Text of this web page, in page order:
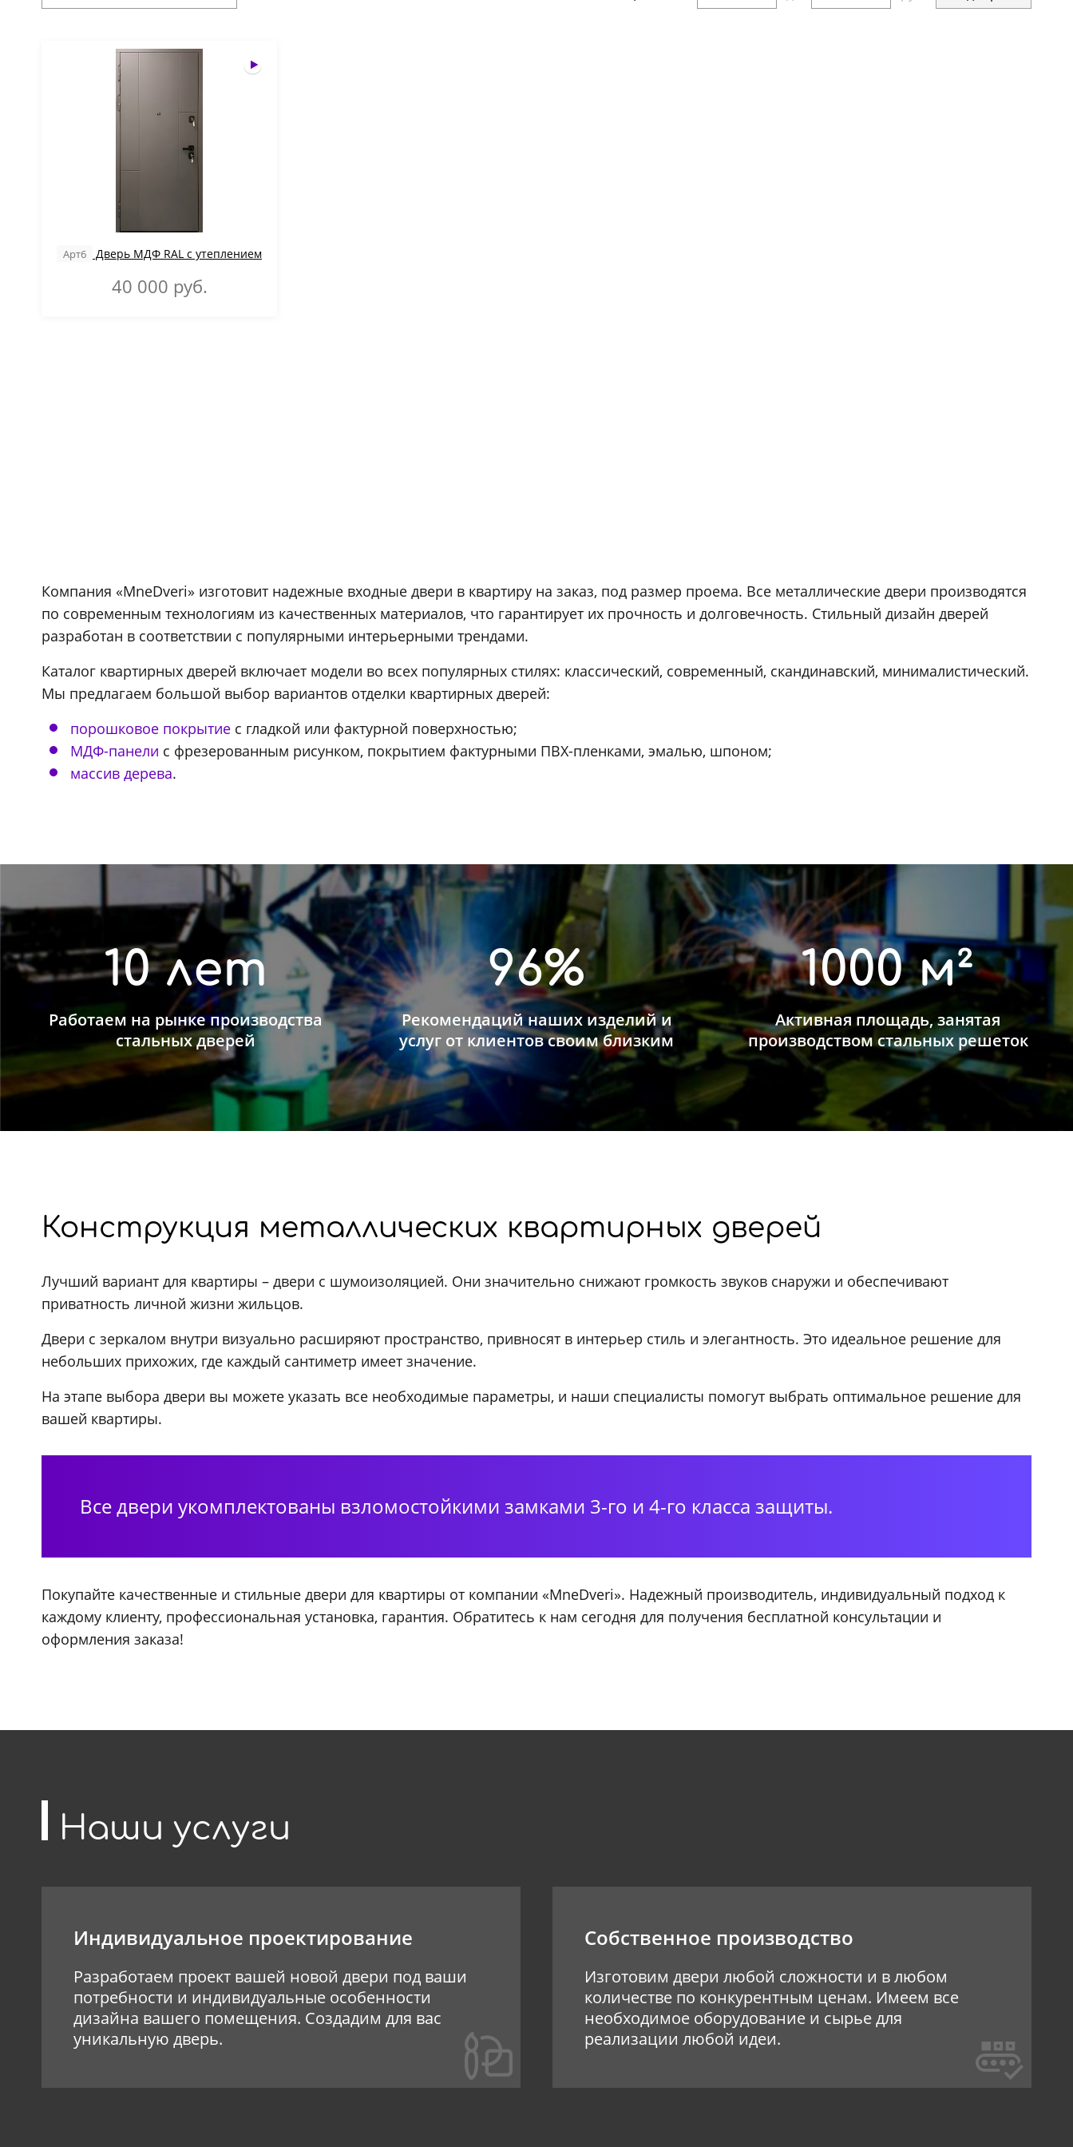
Арт6 Дверь МДФ RAL с утеплением
40 000 руб.
Компания «MneDveri» изготовит надежные входные двери в квартиру на заказ, под размер проема. Все металлические двери производятся
по современным технологиям из качественных материалов, что гарантирует их прочность и долговечность. Стильный дизайн дверей
разработан в соответствии с популярными интерьерными трендами.
Каталог квартирных дверей включает модели во всех популярных стилях: классический, современный, скандинавский, минималистический.
Мы предлагаем большой выбор вариантов отделки квартирных дверей:
порошковое покрытие с гладкой или фактурной поверхностью;
МДФ-панели с фрезерованным рисунком, покрытием фактурными ПВХ-пленками, эмалью, шпоном;
массив дерева.
10 лет
Работаем на рынке производства
стальных дверей
96%
Рекомендаций наших изделий и
услуг от клиентов своим близким
1000 м²
Активная площадь, занятая
производством стальных решеток
Конструкция металлических квартирных дверей
Лучший вариант для квартиры – двери с шумоизоляцией. Они значительно снижают громкость звуков снаружи и обеспечивают
приватность личной жизни жильцов.
Двери с зеркалом внутри визуально расширяют пространство, привносят в интерьер стиль и элегантность. Это идеальное решение для
небольших прихожих, где каждый сантиметр имеет значение.
На этапе выбора двери вы можете указать все необходимые параметры, и наши специалисты помогут выбрать оптимальное решение для
вашей квартиры.
Все двери укомплектованы взломостойкими замками 3-го и 4-го класса защиты.
Покупайте качественные и стильные двери для квартиры от компании «MneDveri». Надежный производитель, индивидуальный подход к
каждому клиенту, профессиональная установка, гарантия. Обратитесь к нам сегодня для получения бесплатной консультации и
оформления заказа!
Наши услуги
Индивидуальное проектирование
Разработаем проект вашей новой двери под ваши
потребности и индивидуальные особенности
дизайна вашего помещения. Создадим для вас
уникальную дверь.
Собственное производство
Изготовим двери любой сложности и в любом
количестве по конкурентным ценам. Имеем все
необходимое оборудование и сырье для
реализации любой идеи.